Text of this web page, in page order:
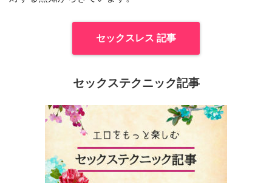
セックスレス 記事
セックステクニック記事